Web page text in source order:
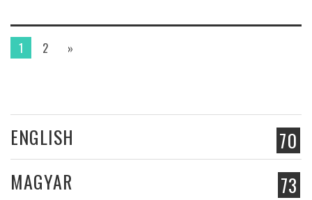
1 2 »
70
ENGLISH
73
MAGYAR